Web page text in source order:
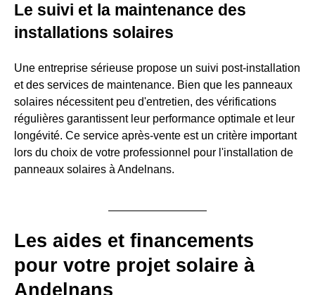
Le suivi et la maintenance des
installations solaires
Une entreprise sérieuse propose un suivi post-installation
et des services de maintenance. Bien que les panneaux
solaires nécessitent peu d'entretien, des vérifications
régulières garantissent leur performance optimale et leur
longévité. Ce service après-vente est un critère important
lors du choix de votre professionnel pour l'installation de
panneaux solaires à Andelnans.
Les aides et financements
pour votre projet solaire à
Andelnans